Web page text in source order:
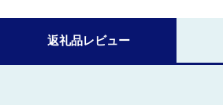
返礼品レビュー